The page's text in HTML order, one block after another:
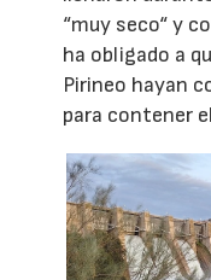
“muy seco“ y
ha obligado a
Pirineo hayan
para contener